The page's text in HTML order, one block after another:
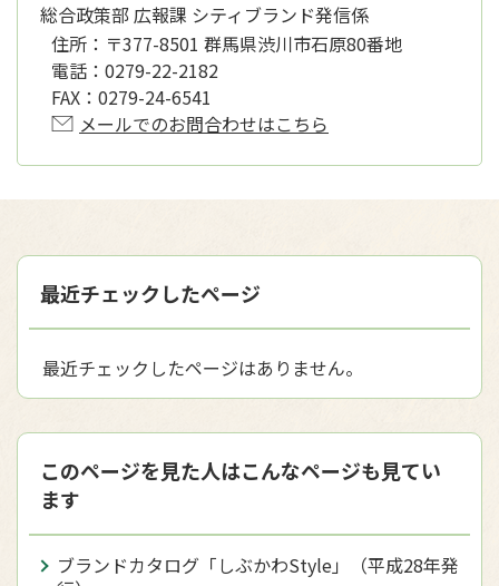
総合政策部 広報課 シティブランド発信係
住所： 〒377-8501 群馬県渋川市石原80番地
電話： 0279-22-2182
FAX： 0279-24-6541
メールでのお問合わせはこちら
最近チェックしたページ
最近チェックしたページはありません。
このページを見た人はこんなページも見てい
ます
ブランドカタログ「しぶかわStyle」（平成28年発